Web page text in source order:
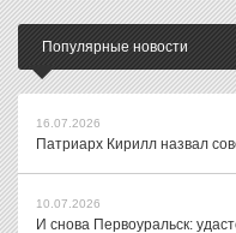
Популярные новости
16.07.2026
Патриарх Кирилл назвал
10.07.2026
И снова Первоуральск: